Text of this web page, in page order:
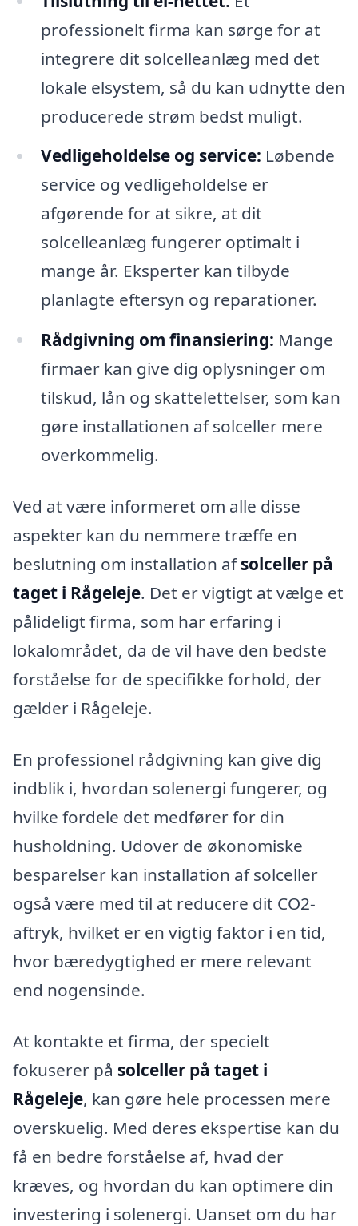
professionelt firma kan sørge for at
integrere dit solcelleanlæg med det
lokale elsystem, så du kan udnytte den
producerede strøm bedst muligt.
Vedligeholdelse og service: Løbende
service og vedligeholdelse er
afgørende for at sikre, at dit
solcelleanlæg fungerer optimalt i
mange år. Eksperter kan tilbyde
planlagte eftersyn og reparationer.
Rådgivning om finansiering: Mange
firmaer kan give dig oplysninger om
tilskud, lån og skattelettelser, som kan
gøre installationen af solceller mere
overkommelig.
Ved at være informeret om alle disse
aspekter kan du nemmere træffe en
beslutning om installation afsolceller på
taget i Rågeleje. Det er vigtigt at vælge et
pålideligt firma, som har erfaring i
lokalområdet, da de vil have den bedste
forståelse for de specifikke forhold, der
gælder i Rågeleje.
En professionel rådgivning kan give dig
indblik i, hvordan solenergi fungerer, og
hvilke fordele det medfører for din
husholdning. Udover de økonomiske
besparelser kan installation af solceller
også være med til at reducere dit CO2-
aftryk, hvilket er en vigtig faktor i en tid,
hvor bæredygtighed er mere relevant
end nogensinde.
At kontakte et firma, der specielt
fokuserer på solceller på taget i
Rågeleje, kan gøre hele processen mere
overskuelig. Med deres ekspertise kan du
få en bedre forståelse af, hvad der
kræves, og hvordan du kan optimere din
investering i solenergi. Uanset om du har